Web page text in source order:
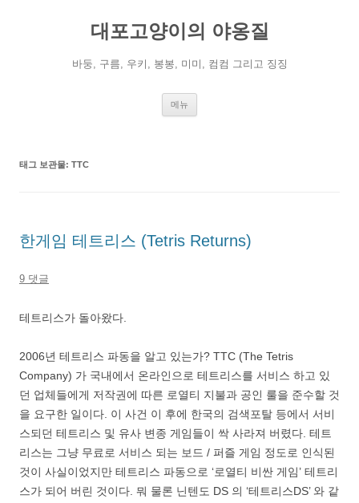
대포고양이의 야옹질
바둥, 구름, 우키, 봉봉, 미미, 컴컴 그리고 징징
메뉴
태그 보관물: TTC
한게임 테트리스 (Tetris Returns)
9 댓글
테트리스가 돌아왔다.
2006년 테트리스 파동을 알고 있는가? TTC (The Tetris
Company) 가 국내에서 온라인으로 테트리스를 서비스 하고 있
던 업체들에게 저작권에 따른 로열티 지불과 공인 룰을 준수할 것
을 요구한 일이다. 이 사건 이 후에 한국의 검색포탈 등에서 서비
스되던 테트리스 및 유사 변종 게임들이 싹 사라져 버렸다. 테트
리스는 그냥 무료로 서비스 되는 보드 / 퍼즐 게임 정도로 인식된
것이 사실이었지만 테트리스 파동으로 ‘로열티 비싼 게임’ 테트리
스가 되어 버린 것이다. 뭐 물론 닌텐도 DS 의 ‘테트리스DS’ 와 같